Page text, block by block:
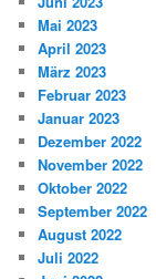
Mai 2023
April 2023
März 2023
Februar 2023
Januar 2023
Dezember 2022
November 2022
Oktober 2022
September 2022
August 2022
Juli 2022